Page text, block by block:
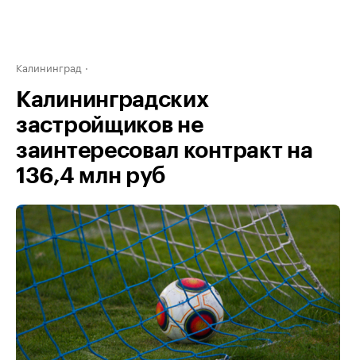
Калининград
Калининградских
застройщиков не
заинтересовал контракт на
136,4 млн руб